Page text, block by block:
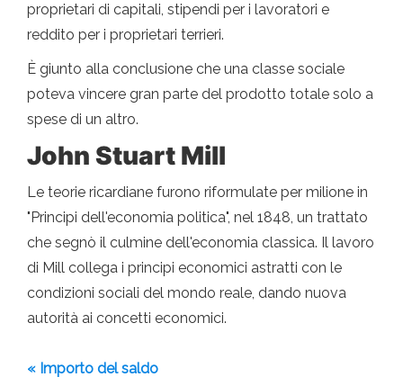
proprietari di capitali, stipendi per i lavoratori e
reddito per i proprietari terrieri.
È giunto alla conclusione che una classe sociale
poteva vincere gran parte del prodotto totale solo a
spese di un altro.
John Stuart Mill
Le teorie ricardiane furono riformulate per milione in
"Principi dell'economia politica", nel 1848, un trattato
che segnò il culmine dell'economia classica. Il lavoro
di Mill collega i principi economici astratti con le
condizioni sociali del mondo reale, dando nuova
autorità ai concetti economici.
« Importo del saldo